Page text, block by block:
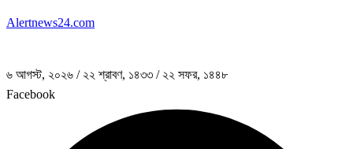
Alertnews24.com
৬ আগস্ট, ২০২৬ / ২২ শ্রাবণ, ১৪৩৩ / ২২ সফর, ১৪৪৮
Facebook